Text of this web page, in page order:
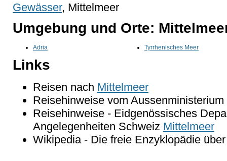
Gewässer, Mittelmeer
Umgebung und Orte:
Adria Tyrrhenisches Meer
Links
Reisen nach Mittelmeer
Reisehinweise vom
Reisehinweise - Eidgenössisches
Angelegenheiten Schweiz Mittelmeer
Wikipedia - Die freie Enzyklopädie